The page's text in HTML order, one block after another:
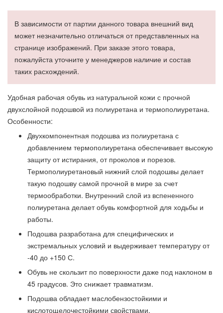
В зависимости от партии данного товара внешний вид
может незначительно отличаться от представленных на
странице изображений. При заказе этого товара,
пожалуйста уточните у менеджеров наличие и состав
таких расхождений.
Удобная рабочая обувь из натуральной кожи с прочной
двухслойной подошвой из полиуретана и термополиуретана.
Особенности:
Двухкомпонентная подошва из полиуретана с
добавлением термополиуретана обеспечивает высокую
защиту от истирания, от проколов и порезов.
Термополиуретановый нижний слой подошвы делает
такую подошву самой прочной в мире за счет
термообработки. Внутренний слой из вспененного
полиуретана делает обувь комфортной для ходьбы и
работы.
Подошва разработана для специфических и
экстремальных условий и выдерживает температуру от
-40 до +150 С.
Обувь не скользит по поверхности даже под наклоном в
45 градусов. Это снижает травматизм.
Подошва обладает маслобензостойкими и
кислотощелочестойкими свойствами.